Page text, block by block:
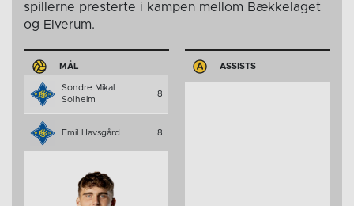
spillerne presterte i kampen mellom Bækkelaget
og Elverum.
MÅL
Sondre Mikal
Solheim
8
Emil Havsgård 8
ASSISTS